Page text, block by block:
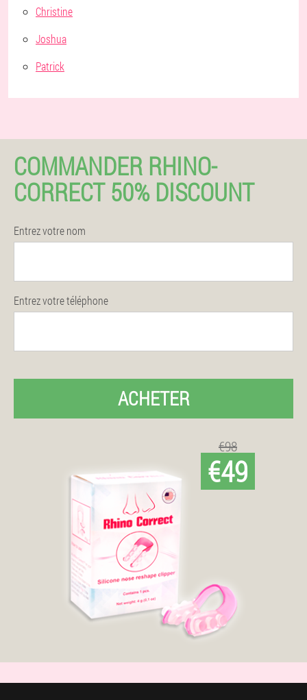
Christine
Joshua
Patrick
COMMANDER RHINO-
CORRECT 50% DISCOUNT
Entrez votre nom
Entrez votre téléphone
ACHETER
€98
€49